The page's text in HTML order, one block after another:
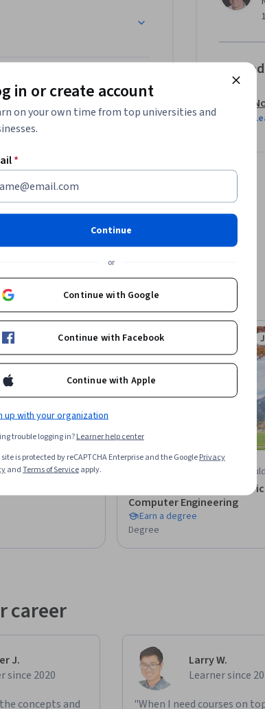
M. Lynch, Frank C. Park,
중 선택)로 로봇공학 소프
로봇 시뮬레이터 V-REP를 사용
습니다.
Status: Job Ready
Job Ready
in Computer
University of Colorado
Master of Science in
Computer Engineering
Earn a degree
Degree
career
J.
since 2020
concepts and
Larry W.
Learner since
"When I need courses on
in or create account
on your own time from top universities and
*
Continue
or
Continue with Google
Continue with Facebook
Continue with Apple
up with your organization
trouble logging in?Learner help center
is protected by reCAPTCHA Enterprise and the GooglePrivacy
andTerms of Serviceapply.